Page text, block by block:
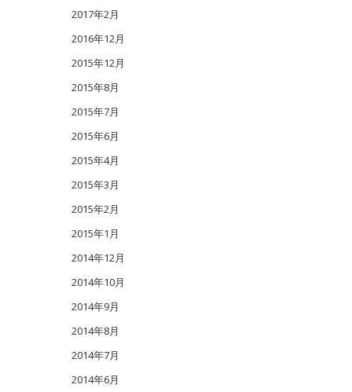
2017年2月
2016年12月
2015年12月
2015年8月
2015年7月
2015年6月
2015年4月
2015年3月
2015年2月
2015年1月
2014年12月
2014年10月
2014年9月
2014年8月
2014年7月
2014年6月